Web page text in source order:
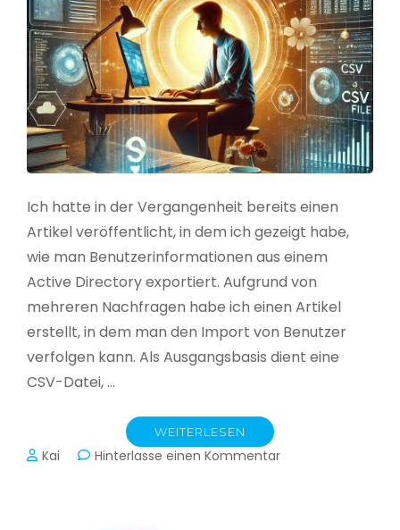
Ich hatte in der Vergangenheit bereits einen
Artikel veröffentlicht, in dem ich gezeigt habe,
wie man Benutzerinformationen aus einem
Active Directory exportiert. Aufgrund von
mehreren Nachfragen habe ich einen Artikel
erstellt, in dem man den Import von Benutzer
verfolgen kann. Als Ausgangsbasis dient eine
CSV-Datei, …
WEITERLESEN
Kai Hinterlasse einen Kommentarzu